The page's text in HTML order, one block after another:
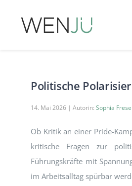
Politische
14. Mai 2026 | Autorin: Sophia
Ob Kritik an einer Pride-
kritische Fragen zur
Führungskräfte mit
im Arbeitsalltag spürbar